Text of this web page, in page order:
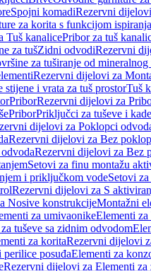
Spojni komadiRezervni
za korita s funkcijom ispiranja
Tuš kanalicePribor za tuš
za tušZidni odvodiRezervni
za tuširanje od
Rezervni dijelovi za
i vrata za tuš prostorTuš
PriborRezervni dijelovi za
PriborPriključci za tuševe i kade
dijelovi za Poklopci
Rezervni dijelovi za Bez
Rezervni dijelovi za Bez
Setovi za finu montažu
i priključkom vodeSetovi
Rezervni dijelovi za S
Nosive konstrukcijeMontažni
za umivaonikeElementi za
tuševe sa zidnim odvodom
za koritaRezervni dijelovi
posuđaElementi za
Rezervni dijelovi za Elementi za